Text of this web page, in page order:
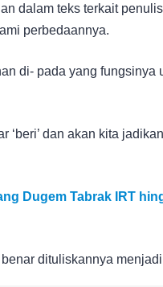
dalam teks terkait
perbedaannya.
di- pada yang fungsinya
‘beri’ dan akan kita
Dugem Tabrak IRT
dituliskannya menjadi